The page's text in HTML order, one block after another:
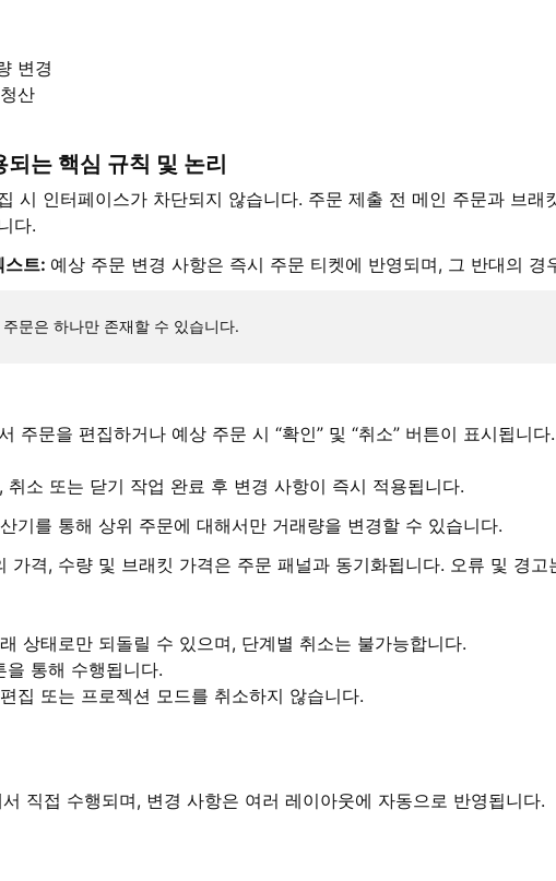
변경
산
는 핵심 규칙 및 논리
시 인터페이스가 차단되지 않습니다. 주문 제출 전 메인 주문과 브래
다.
스트: 예상 주문 변경 사항은 즉시 주문 티켓에 반영되며, 그 반대의 경
문은 하나만 존재할 수 있습니다.
주문을 편집하거나 예상 주문 시 “확인” 및 “취소” 버튼이 표시됩니
취소 또는 닫기 작업 완료 후 변경 사항이 즉시 적용됩니다.
기를 통해 상위 주문에 대해서만 거래량을 변경할 수 있습니다.
가격, 수량 및 브래킷 가격은 주문 패널과 동기화됩니다. 오류 및 경고
상태로만 되돌릴 수 있으며, 단계별 취소는 불가능합니다.
을 통해 수행됩니다.
집 또는 프로젝션 모드를 취소하지 않습니다.
직접 수행되며, 변경 사항은 여러 레이아웃에 자동으로 반영됩니다.